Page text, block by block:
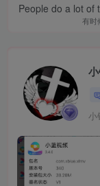
People do a lot of
有时
小